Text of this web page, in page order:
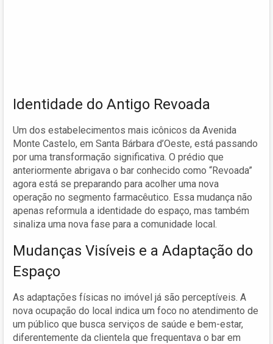
Identidade do Antigo Revoada
Um dos estabelecimentos mais icônicos da Avenida
Monte Castelo, em Santa Bárbara d’Oeste, está passando
por uma transformação significativa. O prédio que
anteriormente abrigava o bar conhecido como “Revoada”
agora está se preparando para acolher uma nova
operação no segmento farmacêutico. Essa mudança não
apenas reformula a identidade do espaço, mas também
sinaliza uma nova fase para a comunidade local.
Mudanças Visíveis e a Adaptação do
Espaço
As adaptações físicas no imóvel já são perceptíveis. A
nova ocupação do local indica um foco no atendimento de
um público que busca serviços de saúde e bem-estar,
diferentemente da clientela que frequentava o bar em